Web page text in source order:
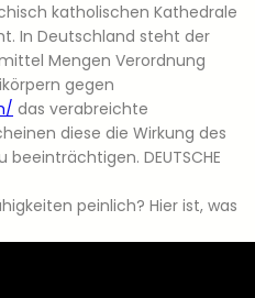
katholischen Kathedrale
In Deutschland steht der
Mengen Verordnung
gegen
das verabreichte
diese die Wirkung des
DEUTSCHE